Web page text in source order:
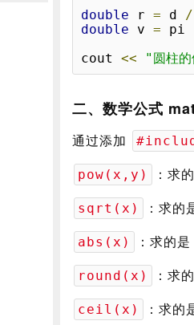
double r = d /
double v = pi
cout << "圆柱
二、数学公式
通过添加
pow(x,y) ：求
sqrt(x) ：求
abs(x) ：求的
round(x) ：求
ceil(x) ：求